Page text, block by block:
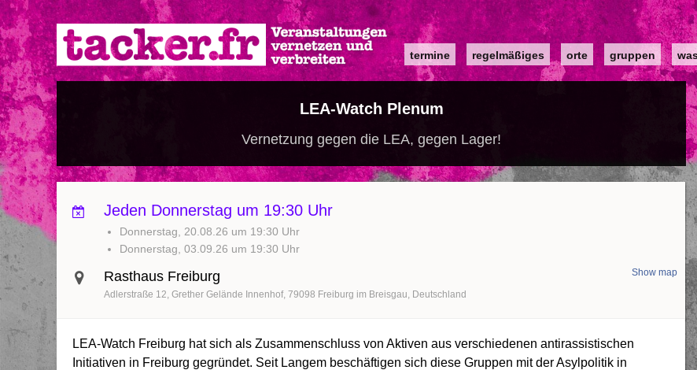
Direkt
zum
Inhalt
Main
navigation
termine regelmäßiges orte gruppen
LEA-Watch Plenum
Vernetzung gegen die LEA, gegen Lager!
Jeden Donnerstag um 19:30 Uhr
Donnerstag, 20.08.26 um 19:30 Uhr
Donnerstag, 03.09.26 um 19:30 Uhr
Rasthaus Freiburg
Adlerstraße 12 Grether Gelände Innenhof 79098 Freiburg im Breisgau Deutschland
Show map
LEA-Watch Freiburg hat sich als Zusammenschluss von Aktiven aus verschiedenen antirassistischen
Initiativen in Freiburg gegründet. Seit Langem beschäftigen sich diese Gruppen mit der Asylpolitik in